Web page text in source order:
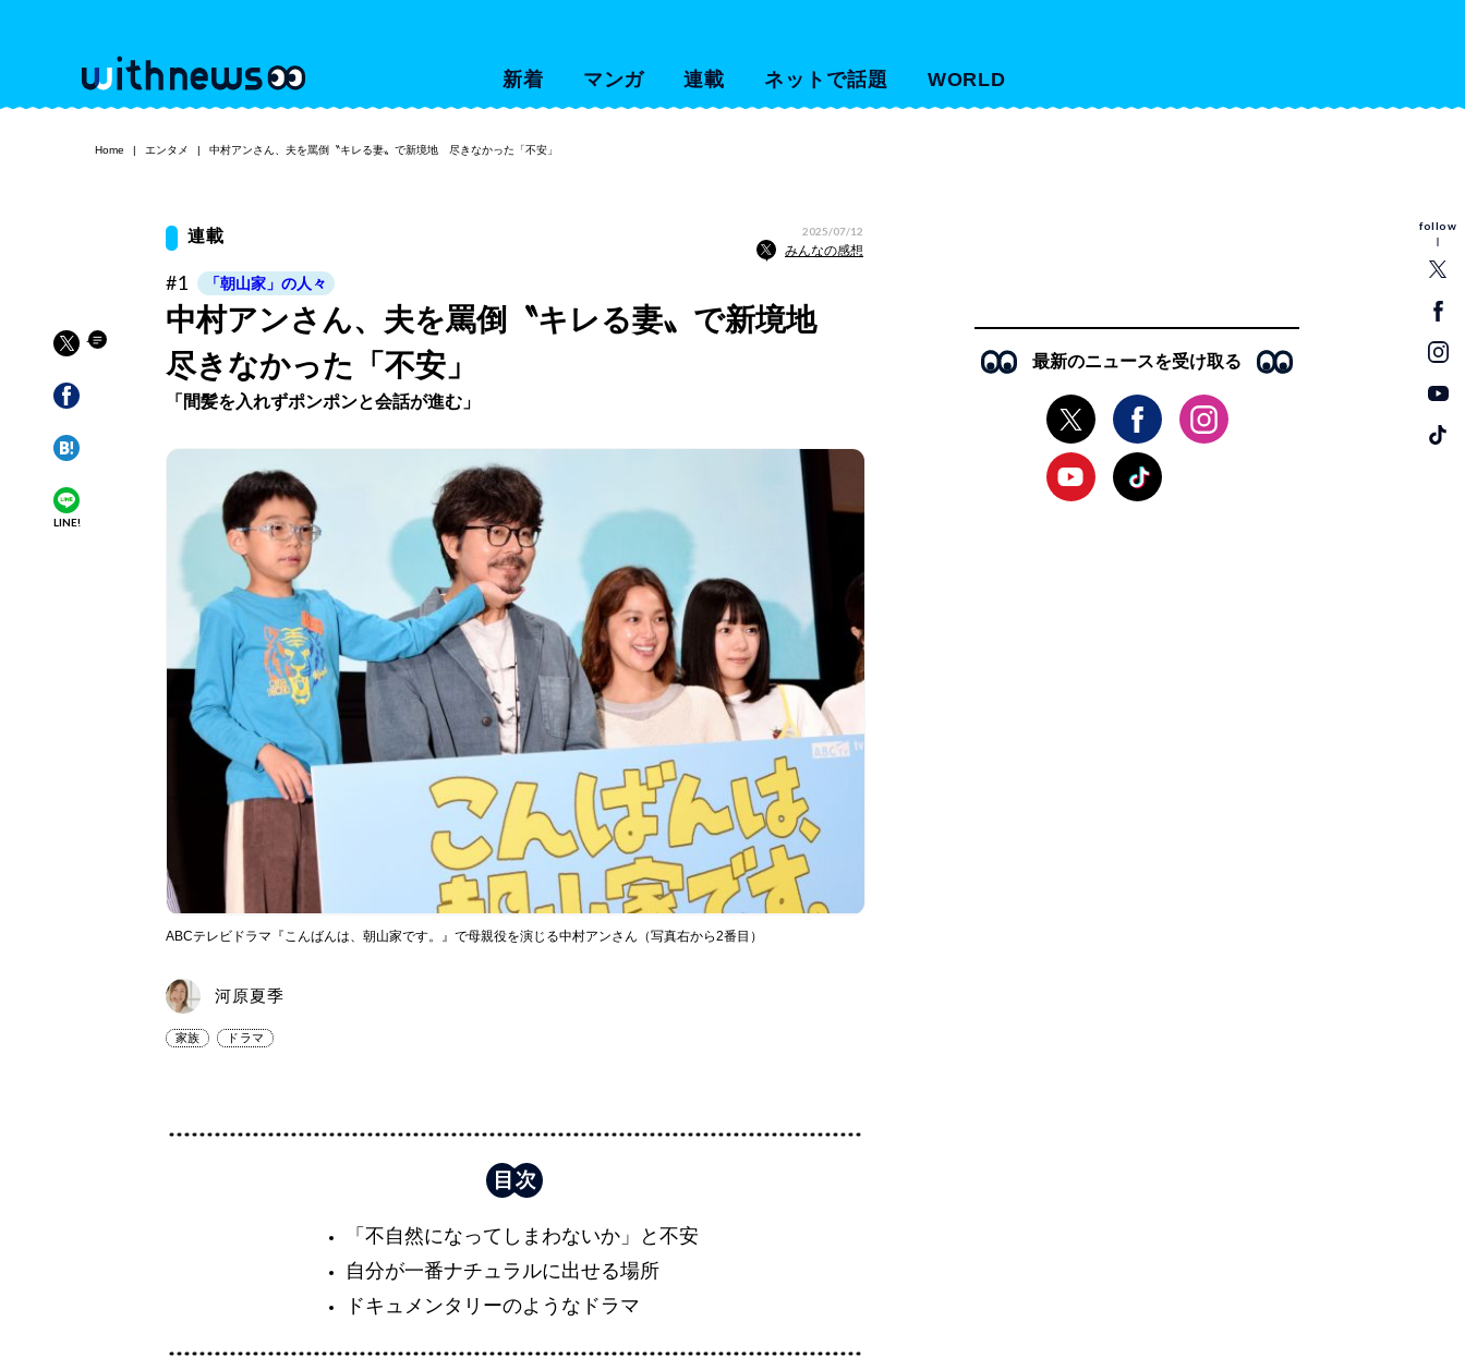
新着 マンガ 連載 ネットで話題 WORLD
follow
Home エンタメ 中村アンさん、夫を罵倒〝キレる妻〟で新境地 尽きなかった「不安」
LINE!
連載 2025/07/12
みんなの感想
#1 「朝山家」の人々
中村アンさん、夫を罵倒〝キレる妻〟で新境地
尽きなかった「不安」
「間髪を入れずポンポンと会話が進む」
ABCテレビドラマ『こんばんは、朝山家です。』で母親役を演じる中村アンさん（写真右から2番目）
河原夏季
家族 ドラマ
「不自然になってしまわないか」と不安
自分が一番ナチュラルに出せる場所
ドキュメンタリーのようなドラマ
最新のニュースを受け取る